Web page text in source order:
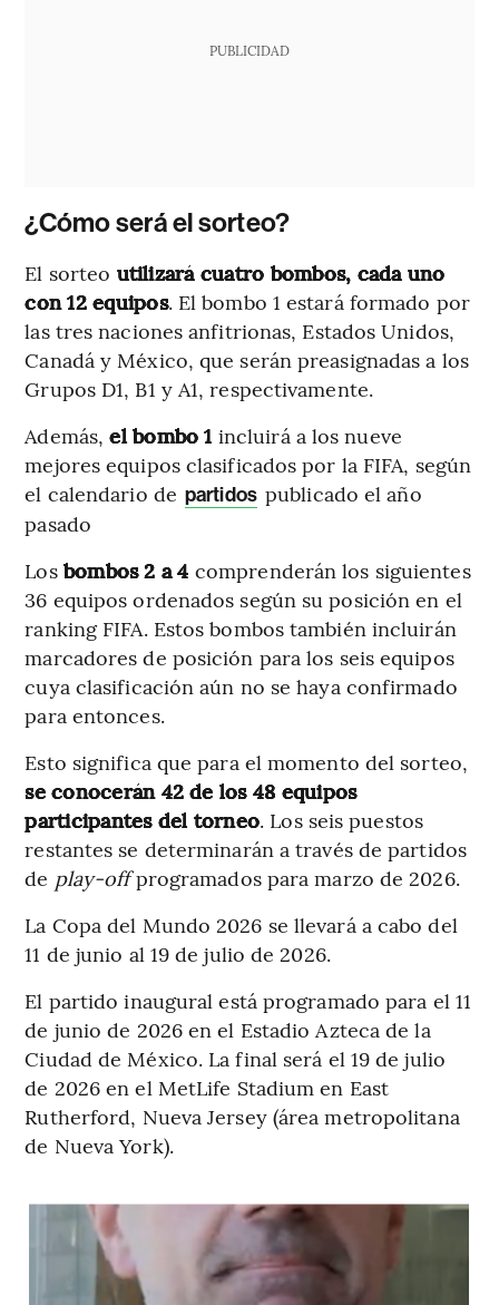
PUBLICIDAD
¿Cómo será el sorteo?
El sorteo utilizará cuatro bombos, cada uno
con 12 equipos. El bombo 1 estará formado por
las tres naciones anfitrionas, Estados Unidos,
Canadá y México, que serán preasignadas a los
Grupos D1, B1 y A1, respectivamente.
Además, el bombo 1 incluirá a los nueve
mejores equipos clasificados por la FIFA, según
el calendario de partidos publicado el año
pasado
Los bombos 2 a 4 comprenderán los siguientes
36 equipos ordenados según su posición en el
ranking FIFA. Estos bombos también incluirán
marcadores de posición para los seis equipos
cuya clasificación aún no se haya confirmado
para entonces.
Esto significa que para el momento del sorteo,
se conocerán 42 de los 48 equipos
participantes del torneo. Los seis puestos
restantes se determinarán a través de partidos
de play-offprogramados para marzo de 2026.
La Copa del Mundo 2026 se llevará a cabo del
11 de junio al 19 de julio de 2026.
El partido inaugural está programado para el 11
de junio de 2026 en el Estadio Azteca de la
Ciudad de México. La final será el 19 de julio
de 2026 en el MetLife Stadium en East
Rutherford, Nueva Jersey (área metropolitana
de Nueva York).